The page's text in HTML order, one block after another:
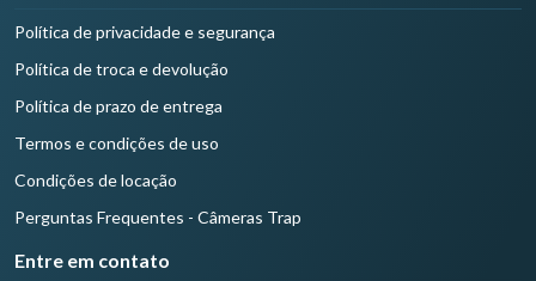
Política de privacidade e segurança
Política de troca e devolução
Política de prazo de entrega
Termos e condições de uso
Condições de locação
Perguntas Frequentes - Câmeras Trap
Entre em contato